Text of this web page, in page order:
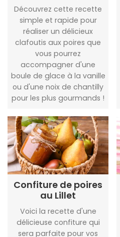
Découvrez cette recette
simple et rapide pour
réaliser un délicieux
clafoutis aux poires que
vous pourrez
accompagner d'une
boule de glace à la vanille
ou d'une noix de chantilly
pour les plus gourmands !
Confiture de poires
au Lillet
Voici la recette d'une
délicieuse confiture qui
sera parfaite pour vos